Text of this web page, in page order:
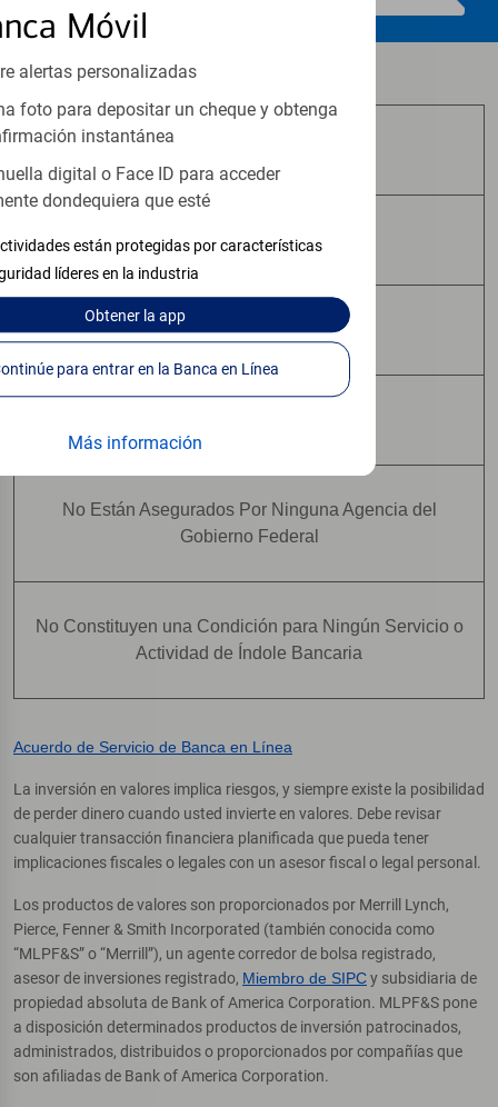
Móvil
alertas personalizadas
foto para depositar un cheque y obtenga
instantánea
digital o Face ID para acceder
dondequiera que esté
están protegidas por características
líderes en la industria
Obtenerla app
Continúe para entrar en la Banca en Línea
Más información
Los productos de inversión y seguros:
No Tienen Garantía Bancaria
Pueden Perder Valor
No Están Asegurados Por Ninguna Agencia del
Gobierno Federal
No Constituyen una Condición para Ningún Servicio o
Actividad de Índole Bancaria
Acuerdo de Servicio de Banca en Línea
La inversión en valores implica riesgos, y siempre existe la posibilidad
de perder dinero cuando usted invierte en valores. Debe revisar
cualquier transacción financiera planificada que pueda tener
implicaciones fiscales o legales con un asesor fiscal o legal personal.
Los productos de valores son proporcionados por Merrill Lynch,
Pierce, Fenner & Smith Incorporated (también conocida como
“MLPF&S” o “Merrill”), un agente corredor de bolsa registrado,
asesor de inversiones registrado, Miembro de SIPCy subsidiaria de
propiedad absoluta de Bank of America Corporation. MLPF&S pone
a disposición determinados productos de inversión patrocinados,
administrados, distribuidos o proporcionados por compañías que
son afiliadas de Bank of America Corporation.